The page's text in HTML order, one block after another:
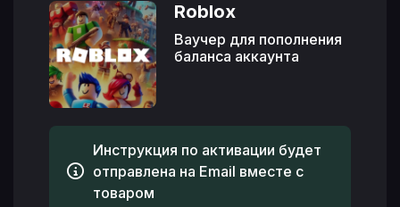
Roblox
Ваучер для пополнения
баланса аккаунта
Инструкция по активации будет
отправлена на Email вместе с
товаром